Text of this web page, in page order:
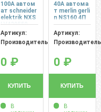
100A автом
ат schneider
elektrik NXS
LV429550
Артикул:
Производитель:
0 ₽
КУПИТЬ
В
40A автома
т merlin gerli
n NS160 4П
Артикул:
0 ₽
КУПИТЬ
В